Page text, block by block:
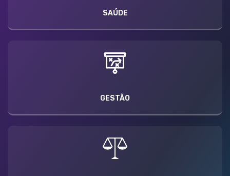
SAÚDE
GESTÃO